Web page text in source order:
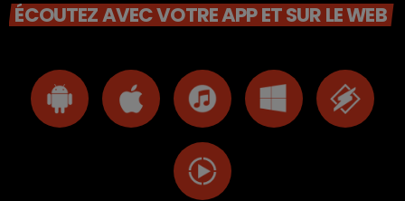
ÉCOUTEZ AVEC VOTRE APP ET SUR LE WEB